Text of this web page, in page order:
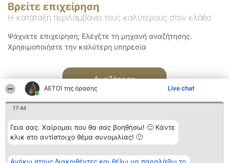
ΑΕΤΟΊ της όρασης Live chat
17:44
Γεια σας. Χαίρομαι που θα σας βοηθήσω! 🙂 Κάντε
κλικ στο αντίστοιχο θέμα συνομιλίας! 🙂
Βρείτε επιχείρηση
Η κατάταξη περιλαμβάνει τους καλύτερους στον κλάδο
Ψάχνετε επιχείρηση; Ελέγξτε τη μηχανή αναζήτησης.
Χρησιμοποιήστε την καλύτερη υπηρεσία
Αναζήτηση
Διοργανωτής της
κατάταξης
Κατάταξη
Διακριθέντες
Επικοινωνία
Επικοινωνία